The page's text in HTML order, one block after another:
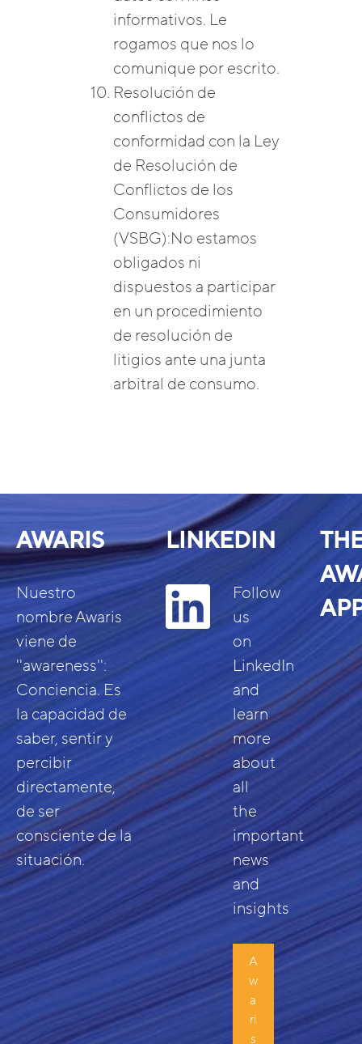
informativos. Le
rogamos que nos lo
comunique por escrito.
Resolución de
conflictos de
conformidad con la Ley
de Resolución de
Conflictos de los
Consumidores
(VSBG):No estamos
obligados ni
dispuestos a participar
en un procedimiento
de resolución de
litigios ante una junta
arbitral de consumo.
AWARIS
Nuestro
nombre Awaris
viene de
''awareness'':
Conciencia. Es
la capacidad de
saber, sentir y
percibir
directamente,
de ser
consciente de la
situación.
LINKEDIN
Follow
us
on
LinkedIn
and
learn
more
about
all
the
important
news
and
insights
A
w
a
ri
s